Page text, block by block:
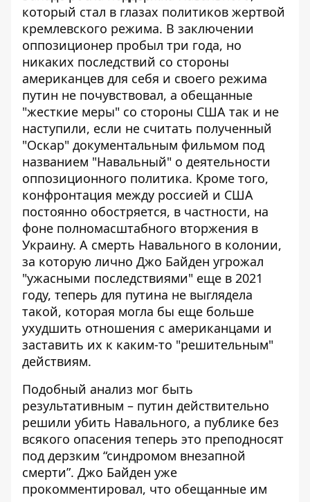
который стал в глазах политиков жертвой
кремлевского режима. В заключении
оппозиционер пробыл три года, но
никаких последствий со стороны
американцев для себя и своего режима
путин не почувствовал, а обещанные
"жесткие меры" со стороны США так и не
наступили, если не считать полученный
"Оскар" документальным фильмом под
названием "Навальный" о деятельности
оппозиционного политика. Кроме того,
конфронтация между россией и США
постоянно обостряется, в частности, на
фоне полномасштабного вторжения в
Украину. А смерть Навального в колонии,
за которую лично Джо Байден угрожал
"ужасными последствиями" еще в 2021
году, теперь для путина не выглядела
такой, которая могла бы еще больше
ухудшить отношения с американцами и
заставить их к каким-то "решительным"
действиям.
Подобный анализ мог быть
результативным – путин действительно
решили убить Навального, а публике без
всякого опасения теперь это преподносят
под дерзким “синдромом внезапной
смерти”. Джо Байден уже
прокомментировал, что обещанные им